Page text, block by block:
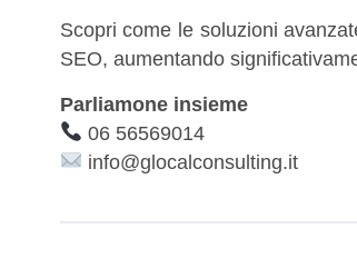
Scopri come le soluzioni
SEO, aumentando
Parliamone insieme
06 56569014
info@glocalconsulting.it